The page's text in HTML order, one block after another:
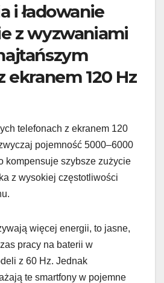
i ładowanie
z wyzwaniami
ekranem 120 Hz
telefonach z ekranem 120
pojemność 5000–6000
kompensuje szybsze zużycie
z wysokiej częstotliwości
więcej energii, to jasne,
pracy na baterii w
z 60 Hz. Jednak
te smartfony w pojemne